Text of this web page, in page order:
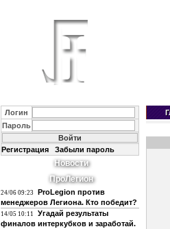
Логин
Пароль
Регистрация Забыли пароль
Новости
ПроЛегион
24/06 09:23
ProLegion против
менеджеров Легиона. Кто победит?
14/05 10:11
Угадай результаты
финалов интеркубков и заработай.